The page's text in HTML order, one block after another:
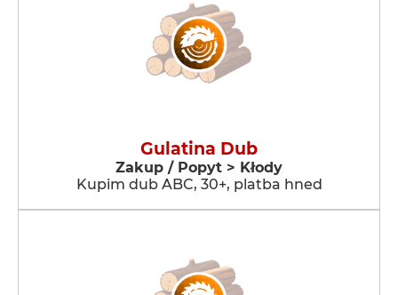
Gulatina Dub
Zakup / Popyt > Kłody
Kupim dub ABC, 30+, platba hned